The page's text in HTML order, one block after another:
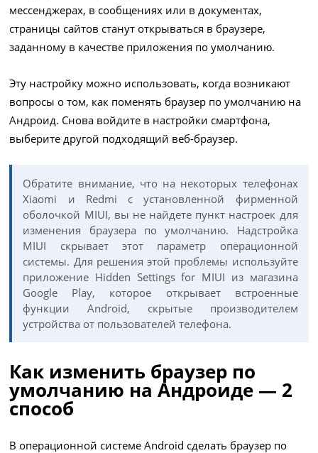
мессенджерах, в сообщениях или в документах,
страницы сайтов станут открываться в браузере,
заданному в качестве приложения по умолчанию.
Эту настройку можно использовать, когда возникают
вопросы о том, как поменять браузер по умолчанию на
Андроид. Снова войдите в настройки смартфона,
выберите другой подходящий веб-браузер.
Обратите внимание, что на некоторых телефонах
Xiaomi и Redmi с установленной фирменной
оболочкой MIUI, вы не найдете пункт настроек для
изменения браузера по умолчанию. Надстройка
MIUI скрывает этот параметр операционной
системы. Для решения этой проблемы используйте
приложение Hidden Settings for MIUI из магазина
Google Play, которое открывает встроенные
функции Android, скрытые производителем
устройства от пользователей телефона.
Как изменить браузер по
умолчанию на Андроиде — 2
способ
В операционной системе Android сделать браузер по